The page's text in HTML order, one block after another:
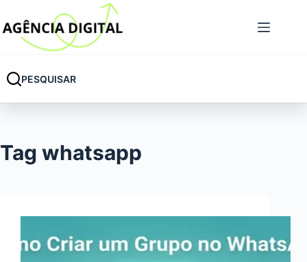
para
conteúdo
PESQUISAR
Tag whatsapp